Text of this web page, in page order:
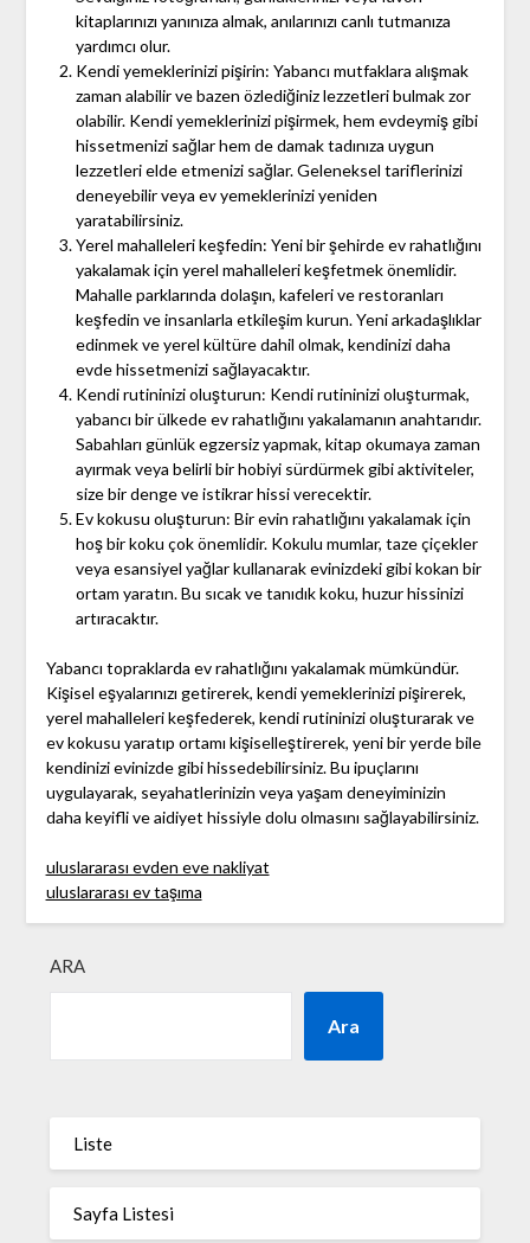
kitaplarınızı yanınıza almak, anılarınızı canlı tutmanıza
yardımcı olur.
Kendi yemeklerinizi pişirin: Yabancı mutfaklara alışmak
zaman alabilir ve bazen özlediğiniz lezzetleri bulmak zor
olabilir. Kendi yemeklerinizi pişirmek, hem evdeymiş gibi
hissetmenizi sağlar hem de damak tadınıza uygun
lezzetleri elde etmenizi sağlar. Geleneksel tariflerinizi
deneyebilir veya ev yemeklerinizi yeniden
yaratabilirsiniz.
Yerel mahalleleri keşfedin: Yeni bir şehirde ev rahatlığını
yakalamak için yerel mahalleleri keşfetmek önemlidir.
Mahalle parklarında dolaşın, kafeleri ve restoranları
keşfedin ve insanlarla etkileşim kurun. Yeni arkadaşlıklar
edinmek ve yerel kültüre dahil olmak, kendinizi daha
evde hissetmenizi sağlayacaktır.
Kendi rutininizi oluşturun: Kendi rutininizi oluşturmak,
yabancı bir ülkede ev rahatlığını yakalamanın anahtarıdır.
Sabahları günlük egzersiz yapmak, kitap okumaya zaman
ayırmak veya belirli bir hobiyi sürdürmek gibi aktiviteler,
size bir denge ve istikrar hissi verecektir.
Ev kokusu oluşturun: Bir evin rahatlığını yakalamak için
hoş bir koku çok önemlidir. Kokulu mumlar, taze çiçekler
veya esansiyel yağlar kullanarak evinizdeki gibi kokan bir
ortam yaratın. Bu sıcak ve tanıdık koku, huzur hissinizi
artıracaktır.
Yabancı topraklarda ev rahatlığını yakalamak mümkündür.
Kişisel eşyalarınızı getirerek, kendi yemeklerinizi pişirerek,
yerel mahalleleri keşfederek, kendi rutininizi oluşturarak ve
ev kokusu yaratıp ortamı kişiselleştirerek, yeni bir yerde bile
kendinizi evinizde gibi hissedebilirsiniz. Bu ipuçlarını
uygulayarak, seyahatlerinizin veya yaşam deneyiminizin
daha keyifli ve aidiyet hissiyle dolu olmasını sağlayabilirsiniz.
uluslararası evden eve nakliyat
uluslararası ev taşıma
ARA
Ara
Liste
Sayfa Listesi